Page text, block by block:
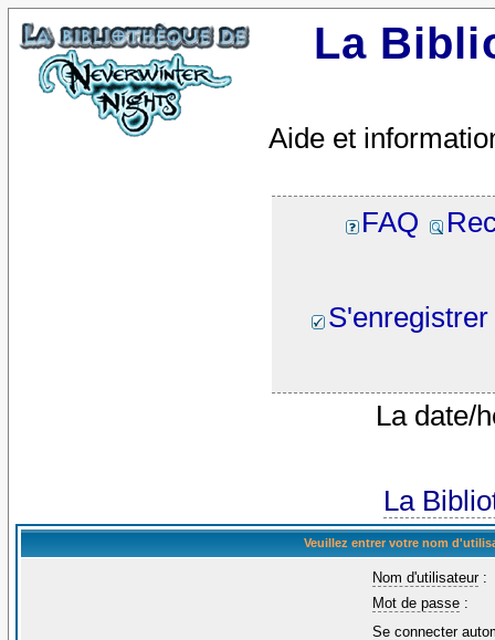
La
Aide et
FAQ
S'enregistrer
La date/
La
Veuillez entrer votre nom
Nom d'utilisateur:
Mot de passe :
Se connecter